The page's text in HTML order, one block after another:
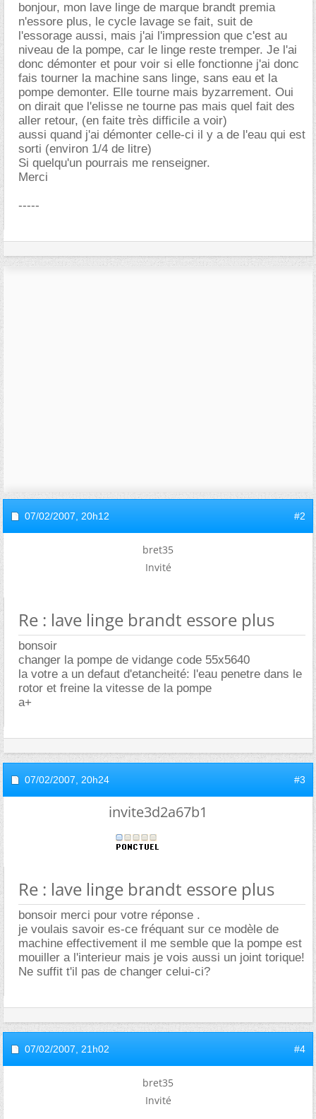
bonjour, mon lave linge de marque brandt premia
n'essore plus, le cycle lavage se fait, suit de
l'essorage aussi, mais j'ai l'impression que c'est au
niveau de la pompe, car le linge reste tremper. Je l'ai
donc démonter et pour voir si elle fonctionne j'ai donc
fais tourner la machine sans linge, sans eau et la
pompe demonter. Elle tourne mais byzarrement. Oui
on dirait que l'elisse ne tourne pas mais quel fait des
aller retour, (en faite très difficile a voir)
aussi quand j'ai démonter celle-ci il y a de l'eau qui est
sorti (environ 1/4 de litre)
Si quelqu'un pourrais me renseigner.
Merci
-----
07/02/2007, 20h12 #2
bret35
Invité
Re : lave linge brandt essore plus
bonsoir
changer la pompe de vidange code 55x5640
la votre a un defaut d'etancheité: l'eau penetre dans le
rotor et freine la vitesse de la pompe
a+
07/02/2007, 20h24 #3
invite3d2a67b1
Re : lave linge brandt essore plus
bonsoir merci pour votre réponse .
je voulais savoir es-ce fréquant sur ce modèle de
machine effectivement il me semble que la pompe est
mouiller a l'interieur mais je vois aussi un joint torique!
Ne suffit t'il pas de changer celui-ci?
07/02/2007, 21h02 #4
bret35
Invité